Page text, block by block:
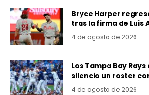
Bryce Harper
tras la firma de Luis
4 de agosto de 2026
Los Tampa Bay
silencio un roster
4 de agosto de 2026